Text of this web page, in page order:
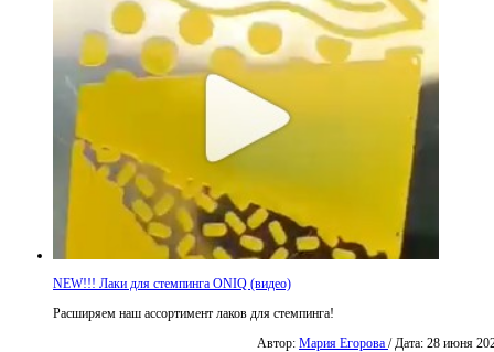
NEW!!! Лаки для стемпинга ONIQ (видео)
Расширяем наш ассортимент лаков для стемпинга!
Автор: Мария Егорова / Дата: 28 июня